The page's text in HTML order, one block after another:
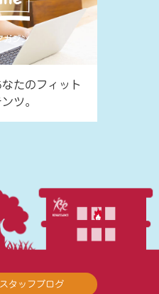
たのフィット
ツ。
スタッフブログ